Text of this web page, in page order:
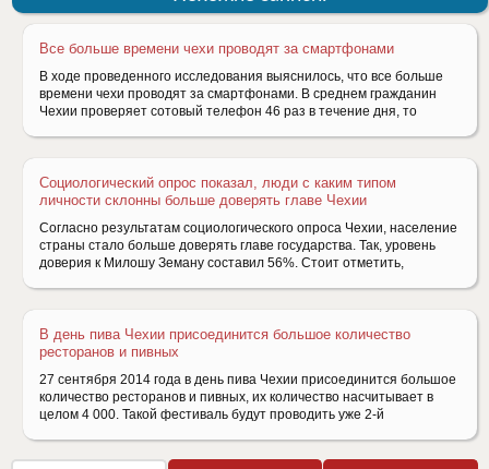
Все больше времени чехи проводят за смартфонами
В ходе проведенного исследования выяснилось, что все больше
времени чехи проводят за смартфонами. В среднем гражданин
Чехии проверяет сотовый телефон 46 раз в течение дня, то
Социологический опрос показал, люди с каким типом
личности склонны больше доверять главе Чехии
Согласно результатам социологического опроса Чехии, население
страны стало больше доверять главе государства. Так, уровень
доверия к Милошу Земану составил 56%. Стоит отметить,
В день пива Чехии присоединится большое количество
ресторанов и пивных
27 сентября 2014 года в день пива Чехии присоединится большое
количество ресторанов и пивных, их количество насчитывает в
целом 4 000. Такой фестиваль будут проводить уже 2-й